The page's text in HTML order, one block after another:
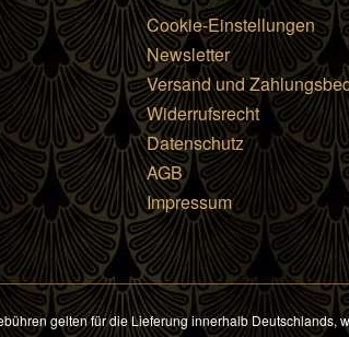
Cookie-Einstellungen
Newsletter
Versand und
Widerrufsrecht
Datenschutz
AGB
Impressum
gelten für die Lieferung innerhalb Deutschlands,